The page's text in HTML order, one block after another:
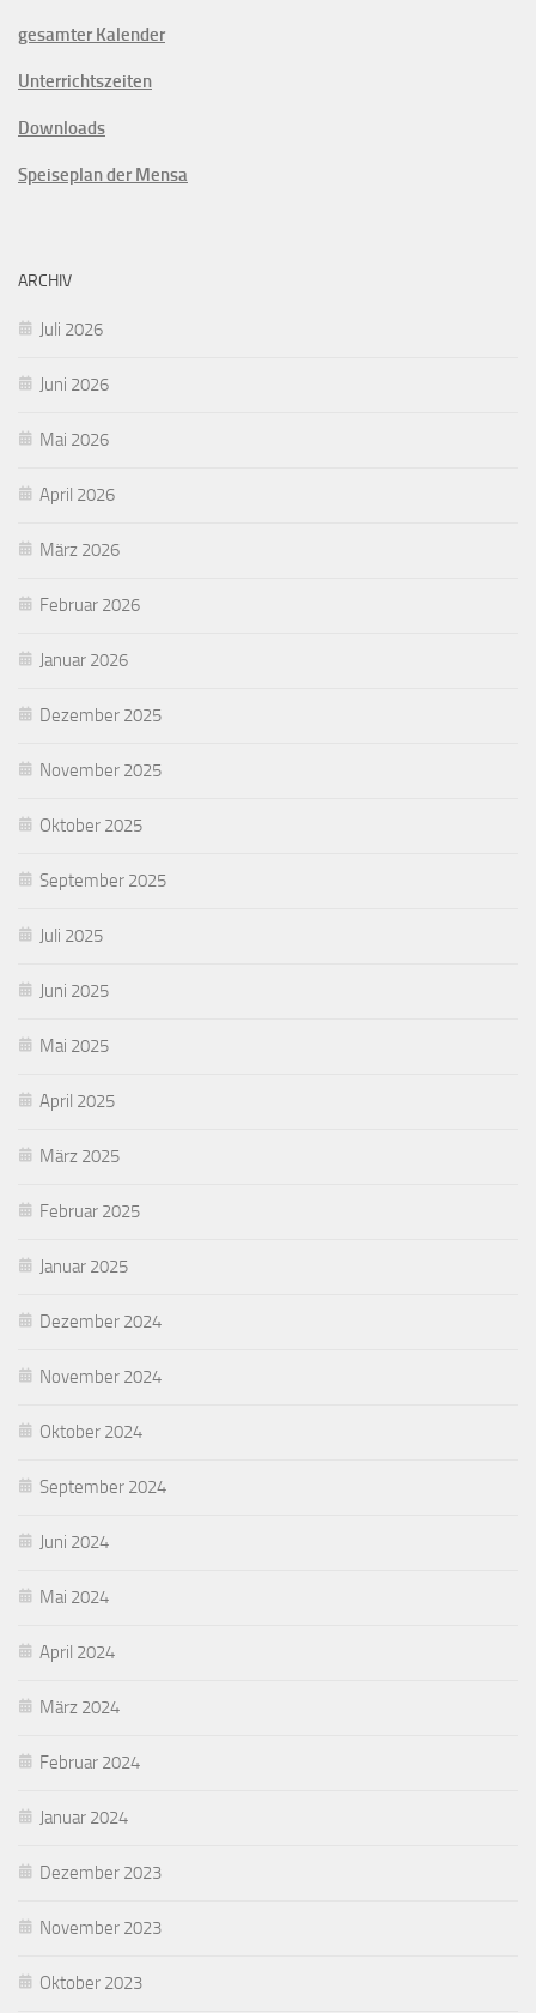
gesamter Kalender
Unterrichtszeiten
Downloads
Speiseplan der Mensa
ARCHIV
Juli 2026
Juni 2026
Mai 2026
April 2026
März 2026
Februar 2026
Januar 2026
Dezember 2025
November 2025
Oktober 2025
September 2025
Juli 2025
Juni 2025
Mai 2025
April 2025
März 2025
Februar 2025
Januar 2025
Dezember 2024
November 2024
Oktober 2024
September 2024
Juni 2024
Mai 2024
April 2024
März 2024
Februar 2024
Januar 2024
Dezember 2023
November 2023
Oktober 2023